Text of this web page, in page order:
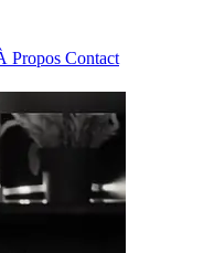
Propos Contact